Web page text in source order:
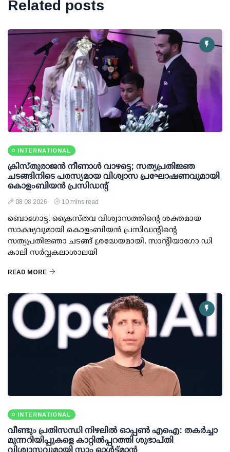
Related posts
INTERNATIONAL
ക്രിസ്തുരാജൻ നീണാൾ വാഴട്ടെ; സത്യപ്രതിജ്ഞ
ചടങ്ങിനിടെ പരസ്യമായ വിശ്വാസ പ്രഘോഷണവുമായി
കൊളംബിയൻ പ്രസിഡന്റ്
08 08 2026 10 mins read
ബൊഗോട്ട: ക്രൈസ്തവ വിശ്വാസത്തിന്റെ ശക്തമായ
സാക്ഷ്യവുമായി കൊളംബിയൻ പ്രസിഡന്റിന്റെ
സത്യപ്രതിജ്ഞാ ചടങ്ങ് ശ്രദ്ധേയമായി. സാന്റിയാഗോ ഡി
കാലി സർവ്വകലാശാലയി
READ MORE
INTERNATIONAL
വീണ്ടും പ്രതിസന്ധി നിഴലില്‍ ഓപ്പണ്‍ എഐ: തകര്‍ച്ചാ
മുന്നറിയിപ്പുകളെ കാറ്റില്‍പ്പറത്തി ശുഭാപ്തി
വിശ്വാസവുമായി സാം ഓള്‍ട്ട്മാന്‍